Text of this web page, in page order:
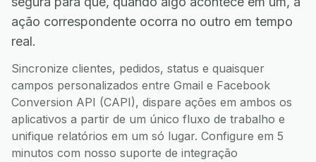
ação correspondente ocorra no outro em tempo
real.
Sincronize clientes, pedidos, status e quaisquer
campos personalizados entre Gmail e Facebook
Conversion API (CAPI), dispare ações em ambos os
aplicativos a partir de um único fluxo de trabalho e
unifique relatórios em um só lugar. Configure em 5
minutos com nosso suporte de integração